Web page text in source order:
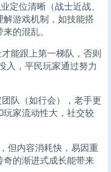
定位清晰（战士近战、
游戏机制，如技能搭
的混乱。
能跟上第一梯队，否则
入，平民玩家通过努力
队（如行会），老手更
玩家流动性大，社交较
但内容消耗快，易因重
奇的渐进式成长能带来